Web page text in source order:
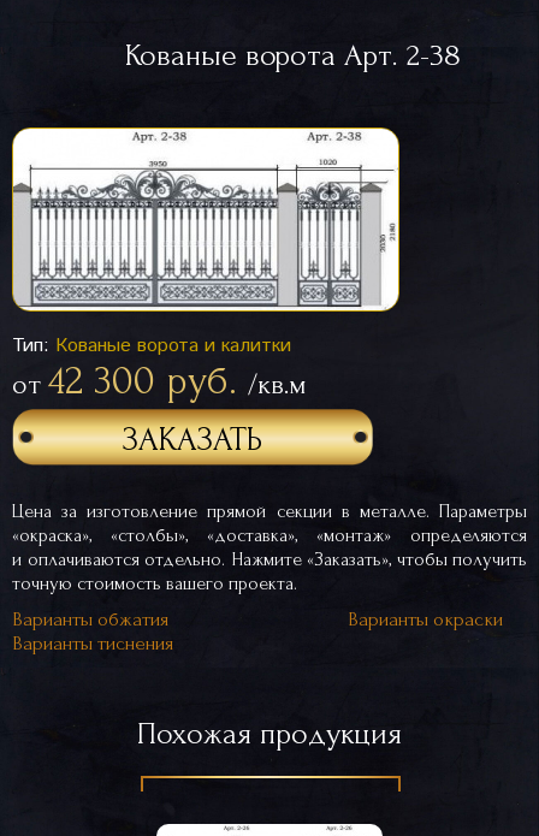
Кованые ворота Арт. 2-38
Тип: Кованые ворота и калитки
от 42 300 руб. /кв.м
ЗАКАЗАТЬ
Цена за изготовление прямой секции в металле. Параметры
«окраска», «столбы», «доставка», «монтаж» определяются
и оплачиваются отдельно. Нажмите «Заказать», чтобы получить
точную стоимость вашего проекта.
Варианты обжатия
Варианты окраски
Варианты тиснения
Похожая продукция